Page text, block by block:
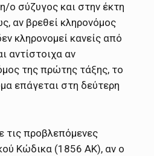
ο σύζυγος και στην έκτη
αν βρεθεί κληρονόμος
κληρονομεί κανείς από
αντίστοιχα αν
της πρώτης τάξης, το
επάγεται στη δεύτερη
τις προβλεπόμενες
Κώδικα (1856 ΑΚ), αν ο